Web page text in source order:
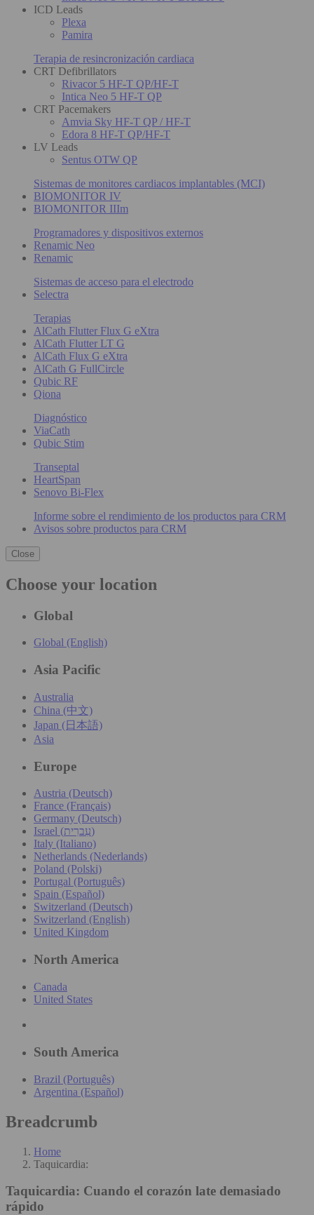
ICD Leads
Plexa
Pamira
Terapia de resincronización cardiaca
CRT Defibrillators
Rivacor 5 HF-T QP/HF-T
Intica Neo 5 HF-T QP
CRT Pacemakers
Amvia Sky HF-T QP / HF-T
Edora 8 HF-T QP/HF-T
LV Leads
Sentus OTW QP
Sistemas de monitores cardiacos implantables (MCI)
BIOMONITOR IV
BIOMONITOR IIIm
Programadores y dispositivos externos
Renamic Neo
Renamic
Sistemas de acceso para el electrodo
Selectra
Terapias
AlCath Flutter Flux G eXtra
AlCath Flutter LT G
AlCath Flux G eXtra
AlCath G FullCircle
Qubic RF
Qiona
Diagnóstico
ViaCath
Qubic Stim
Transeptal
HeartSpan
Senovo Bi-Flex
Informe sobre el rendimiento de los productos para CRM
Avisos sobre productos para CRM
Close
Choose your location
Global
Global (English)
Asia Pacific
Australia
China (中文)
Japan (日本語)
Asia
Europe
Austria (Deutsch)
France (Français)
Germany (Deutsch)
Israel (עִברִית)
Italy (Italiano)
Netherlands (Nederlands)
Poland (Polski)
Portugal (Português)
Spain (Español)
Switzerland (Deutsch)
Switzerland (English)
United Kingdom
North America
Canada
United States
South America
Brazil (Português)
Argentina (Español)
Breadcrumb
Home
Taquicardia:
Taquicardia: Cuando el corazón late demasiado
rápido